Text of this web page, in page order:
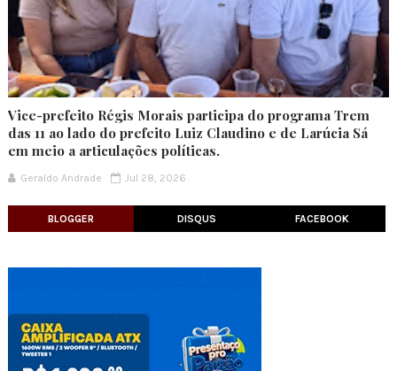
Vice-prefeito Régis Morais participa do programa Trem
das 11 ao lado do prefeito Luiz Claudino e de Larúcia Sá
em meio a articulações políticas.
Geraldo Andrade Jul 28, 2026
BLOGGER DISQUS FACEBOOK